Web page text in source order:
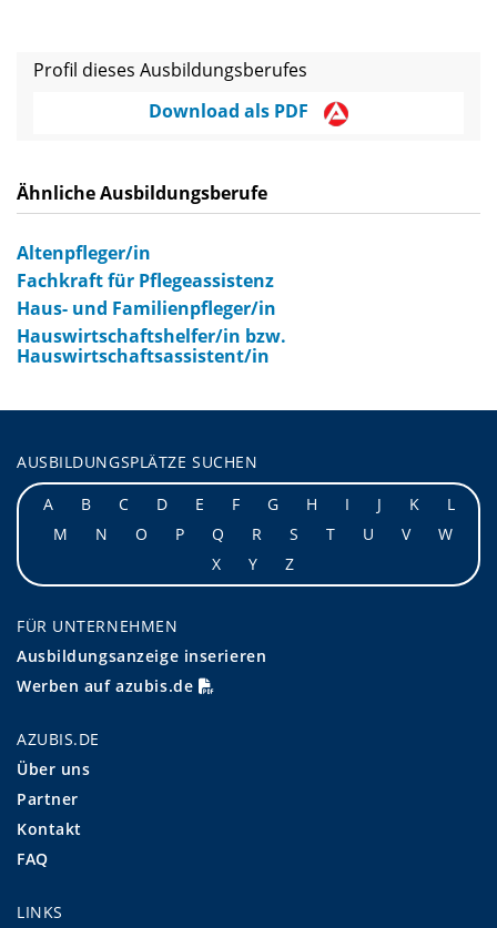
Profil dieses Ausbildungsberufes
Download als PDF
Ähnliche Ausbildungsberufe
Altenpfleger/in
Fachkraft für Pflegeassistenz
Haus- und Familienpfleger/in
Hauswirtschaftshelfer/in bzw.
Hauswirtschaftsassistent/in
AUSBILDUNGSPLÄTZE SUCHEN
A
B C D E F G H I J K
L
M
N O P Q R S T U V
W
X
Y Z
FÜR UNTERNEHMEN
Ausbildungsanzeige inserieren
Werben auf azubis.de
AZUBIS.DE
Über uns
Partner
Kontakt
FAQ
LINKS